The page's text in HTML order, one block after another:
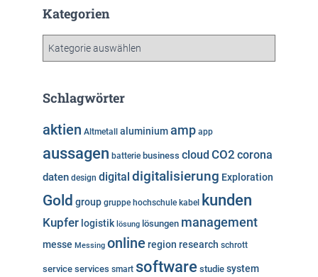
h
Kategorien
g
r
i
n
Schlagwörter
aktien Altmetall aluminiumamp app
aussagen batterie business cloud CO2 corona
daten design digital digitalisierung Exploration
Gold group gruppe hochschule kabel kunden
Kupfer logistik lösung lösungen management
messe Messing online region research schrott
service services smart software studie system